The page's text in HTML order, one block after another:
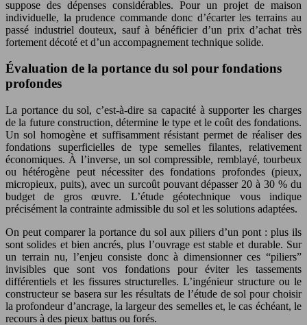
suppose des dépenses considérables. Pour un projet de maison
individuelle, la prudence commande donc d’écarter les terrains au
passé industriel douteux, sauf à bénéficier d’un prix d’achat très
fortement décoté et d’un accompagnement technique solide.
Évaluation de la portance du sol pour fondations
profondes
La portance du sol, c’est-à-dire sa capacité à supporter les charges
de la future construction, détermine le type et le coût des fondations.
Un sol homogène et suffisamment résistant permet de réaliser des
fondations superficielles de type semelles filantes, relativement
économiques. À l’inverse, un sol compressible, remblayé, tourbeux
ou hétérogène peut nécessiter des fondations profondes (pieux,
micropieux, puits), avec un surcoût pouvant dépasser 20 à 30 % du
budget de gros œuvre. L’étude géotechnique vous indique
précisément la contrainte admissible du sol et les solutions adaptées.
On peut comparer la portance du sol aux piliers d’un pont : plus ils
sont solides et bien ancrés, plus l’ouvrage est stable et durable. Sur
un terrain nu, l’enjeu consiste donc à dimensionner ces “piliers”
invisibles que sont vos fondations pour éviter les tassements
différentiels et les fissures structurelles. L’ingénieur structure ou le
constructeur se basera sur les résultats de l’étude de sol pour choisir
la profondeur d’ancrage, la largeur des semelles et, le cas échéant, le
recours à des pieux battus ou forés.